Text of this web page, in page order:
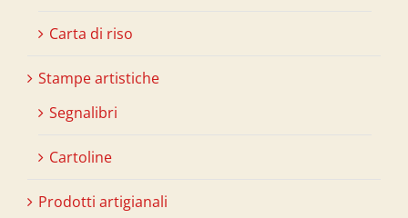
Carta di riso
Stampe artistiche
Segnalibri
Cartoline
Prodotti artigianali